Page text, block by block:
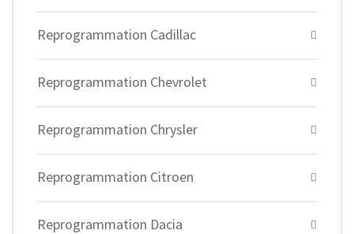
Reprogrammation Cadillac
Reprogrammation Chevrolet
Reprogrammation Chrysler
Reprogrammation Citroen
Reprogrammation Dacia